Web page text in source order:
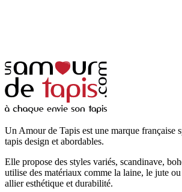
Un Amour de Tapis est une marque française
tapis design et abordables.
Elle propose des styles variés, scandinave,
utilise des matériaux comme la laine, le jute
allier esthétique et durabilité.